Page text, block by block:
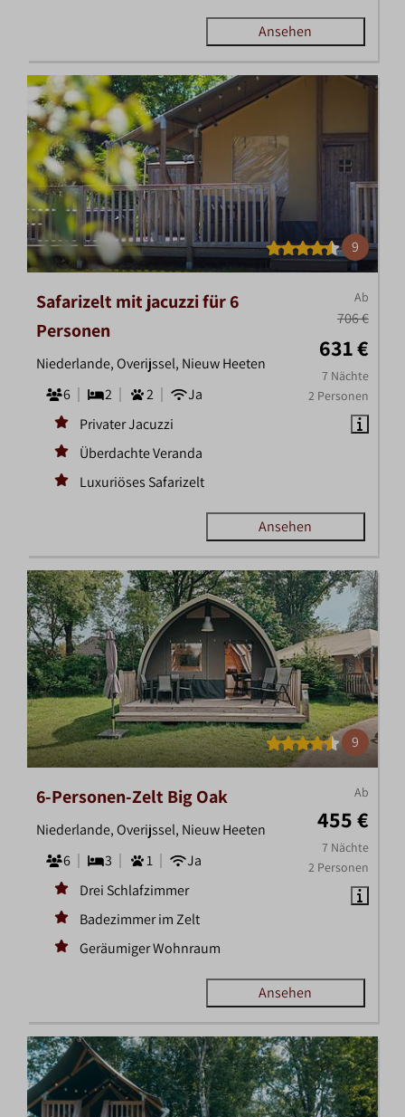
Ansehen
9
Ab
706 €
631 €
7 Nächte
2 Personen
Safarizelt mit jacuzzi für 6
Personen
Niederlande, Overijssel, Nieuw Heeten
6
2 2
Ja
Privater Jacuzzi
Überdachte Veranda
Luxuriöses Safarizelt
Ansehen
9
Ab
455 €
7 Nächte
2 Personen
6-Personen-Zelt Big Oak
Niederlande, Overijssel, Nieuw Heeten
6
3 1
Ja
Drei Schlafzimmer
Badezimmer im Zelt
Geräumiger Wohnraum
Ansehen